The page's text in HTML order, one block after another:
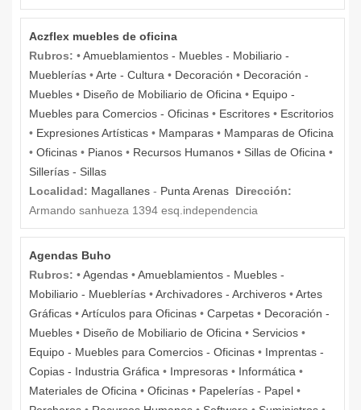
Aczflex muebles de oficina
Rubros: •Amueblamientos - Muebles - Mobiliario -
Mueblerías •Arte - Cultura • Decoración • Decoración -
Muebles • Diseño de Mobiliario de Oficina • Equipo -
Muebles para Comercios - Oficinas • Escritores • Escritorios
• Expresiones Artísticas • Mamparas • Mamparas de Oficina
• Oficinas • Pianos • Recursos Humanos • Sillas de Oficina •
Sillerías - Sillas
Localidad: Magallanes - Punta Arenas Dirección:
Armando sanhueza 1394 esq.independencia
Agendas Buho
Rubros: •Agendas •Amueblamientos - Muebles -
Mobiliario - Mueblerías •Archivadores - Archiveros •Artes
Gráficas •Artículos para Oficinas • Carpetas • Decoración -
Muebles • Diseño de Mobiliario de Oficina • Servicios •
Equipo - Muebles para Comercios - Oficinas • Imprentas -
Copias - Industria Gráfica • Impresoras • Informática •
Materiales de Oficina • Oficinas • Papelerías - Papel •